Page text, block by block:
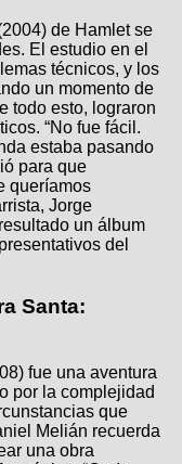
de Hamlet se
El estudio en el
técnicos, y los
un momento de
todo esto, lograron
“No fue fácil.
estaba pasando
para que
queríamos
Jorge
un álbum
del
Santa:
fue una aventura
por la complejidad
que
Melián recuerda
una obra